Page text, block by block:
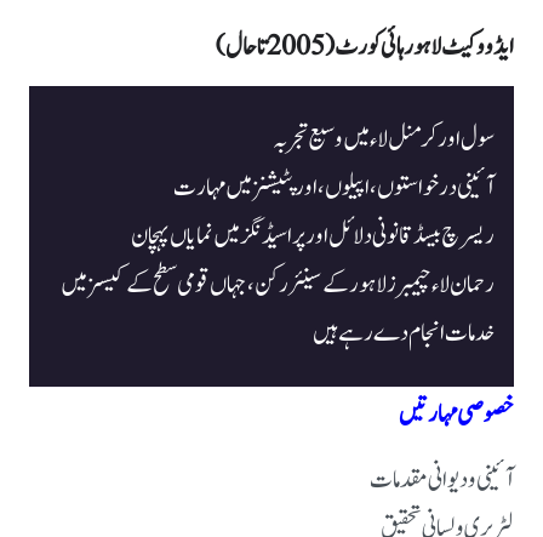
ایڈووکیٹ لاہور ہائی کورٹ (2005 تا حال)
سول اور کرمنل لاء میں وسیع تجربہ
آئینی درخواستوں، اپیلوں، اور پٹیشنز میں مہارت
ریسرچ بیسڈ قانونی دلائل اور پراسیڈنگز میں نمایاں پہچان
خدمات انجام دے رہے ہیں
خصوصی مہارتیں
آئینی و دیوانی مقدمات
لٹریری و لسانی تحقیق